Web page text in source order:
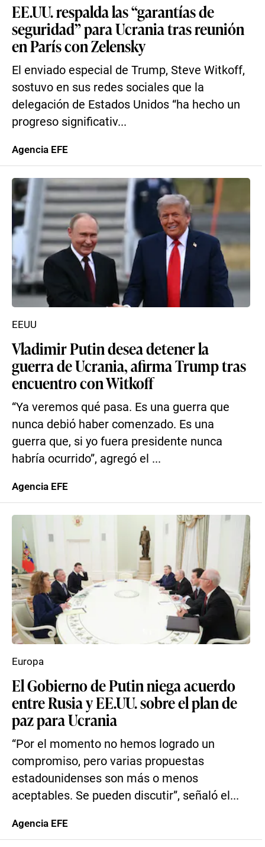
EE.UU. respalda las “garantías de
seguridad” para Ucrania tras reunión
en París con Zelensky
El enviado especial de Trump, Steve Witkoff,
sostuvo en sus redes sociales que la
delegación de Estados Unidos “ha hecho un
progreso significativ...
Agencia EFE
Vladimir Putin desea detener la
guerra de Ucrania, afirma Trump tras
encuentro con Witkoff
“Ya veremos qué pasa. Es una guerra que
nunca debió haber comenzado. Es una
guerra que, si yo fuera presidente nunca
habría ocurrido”, agregó el ...
EEUU
Agencia EFE
El Gobierno de Putin niega acuerdo
entre Rusia y EE.UU. sobre el plan de
paz para Ucrania
“Por el momento no hemos logrado un
compromiso, pero varias propuestas
estadounidenses son más o menos
aceptables. Se pueden discutir”, señaló el...
Europa
Agencia EFE